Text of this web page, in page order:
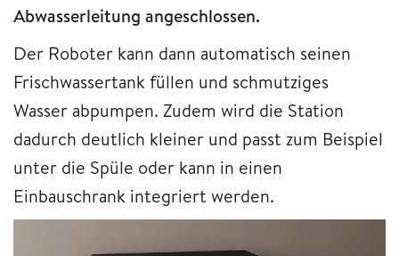
Abwasserleitung angeschlossen.
Der Roboter kann dann automatisch seinen
Frischwassertank füllen und schmutziges
Wasser abpumpen. Zudem wird die Station
dadurch deutlich kleiner und passt zum Beispiel
unter die Spüle oder kann in einen
Einbauschrank integriert werden.